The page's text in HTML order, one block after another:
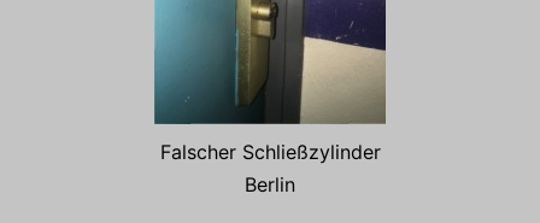
Falscher Schließzylinder
Berlin